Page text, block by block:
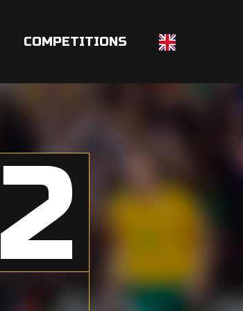
COMPETITIONS
2